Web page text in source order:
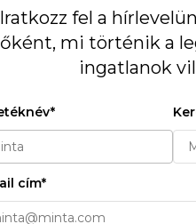
csarnok 84 százalékos
és logisztikai
Weiss és a
lépett a fejlesztés:
kerülnek.
Az
BigBox csarnokkal a
000 négyzetmétert.
HASZNÁLUNK!
a böngészést vagy
gombra
fél sütijeinek tárolását a
Iratkozz fel a
mi történik a
ingatlanok
cím*